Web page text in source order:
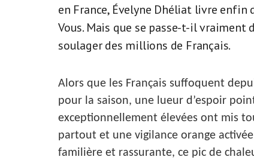
en France, Évelyne Dhéliat livre enfin
Vous. Mais que se passe-t-il
soulager des millions de Français.
Alors que les Français suffoquent
pour la saison, une lueur d’espoir
exceptionnellement élevées ont mis
partout et une vigilance orange
familière et rassurante, ce pic de